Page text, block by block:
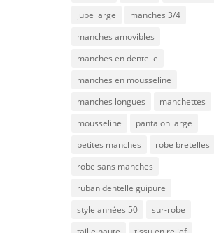
jupe large
manches 3/4
manches amovibles
manches en dentelle
manches en mousseline
manches longues
manchettes
mousseline
pantalon large
petites manches
robe bretelles
robe sans manches
ruban dentelle guipure
style années 50
sur-robe